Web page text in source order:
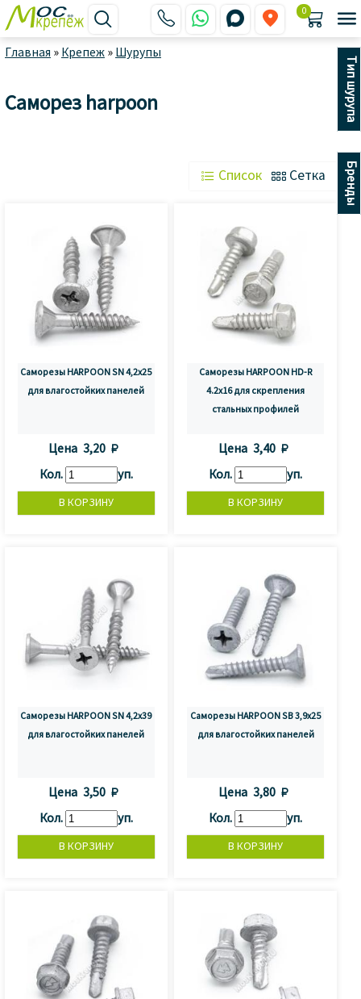
    
0 
Главная » Крепеж » Шурупы
Тип шурупа
Бренды
Саморез harpoon
 Список  Сетка
Саморезы HARPOON SN 4,2х25
для влагостойких панелей
Цена 3,20 
Кол.
уп.
Саморезы HARPOON HD-R
4.2x16 для скрепления
стальных профилей
Цена 3,40 
Кол.
уп.
Саморезы HARPOON SN 4,2х39
для влагостойких панелей
Цена 3,50 
Кол.
уп.
Саморезы HARPOON SB 3,9х25
для влагостойких панелей
Цена 3,80 
Кол.
уп.